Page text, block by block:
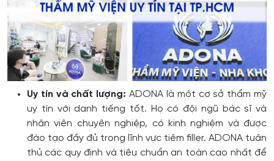
Uy tín và chất lượng: ADONA là một cơ sở thẩm mỹ
uy tín với danh tiếng tốt. Họ có đội ngũ bác sĩ và
nhân viên chuyên nghiệp, có kinh nghiệm và được
đào tạo đầy đủ trong lĩnh vực tiêm filler. ADONA tuân
thủ các quy định và tiêu chuẩn an toàn cao nhất để